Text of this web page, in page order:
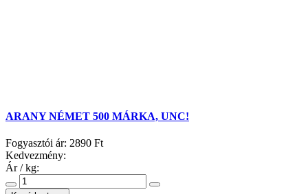
ARANY NÉMET 500 MÁRKA, UNC!
Fogyasztói ár: 2890 Ft
Kedvezmény:
Ár / kg: